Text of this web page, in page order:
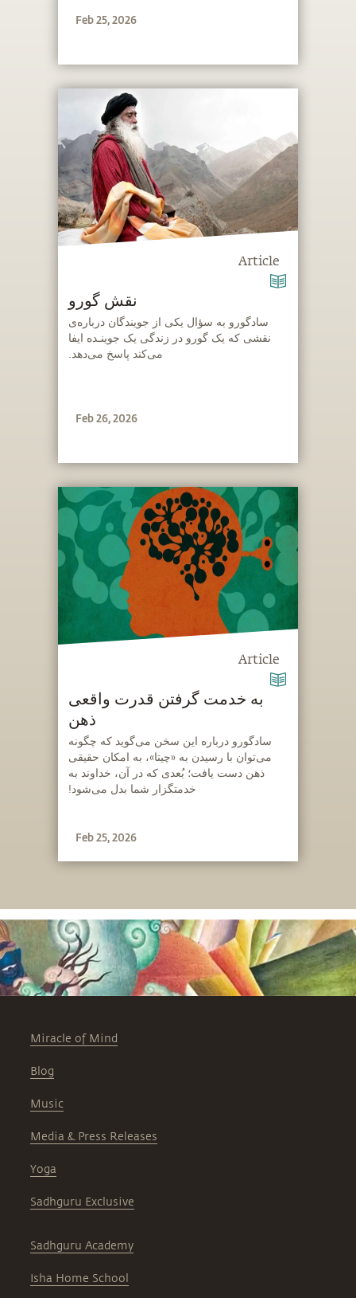
Feb 25, 2026
Article
نقش گورو
‫سادگورو به سؤال یکی از جویندگان درباره‌ی
نقشی که یک گورو در زندگی یک جوینـده ایفا
می‌کند پاسخ می‌دهد.
Feb 26, 2026
Article
به خدمت گرفتن قدرت واقعی
ذهن
‫سادگورو درباره این سخن می‌گوید که چگونه
می‌توان با رسیدن به «چیتا»، به امکان حقیقی
ذهن دست یافت؛ بُعدی که در آن، خداوند به
خدمتگزار شما بدل می‌شود!
Feb 25, 2026
Miracle of Mind
Blog
Music
Media & Press Releases
Yoga
Sadhguru Exclusive
Sadhguru Academy
Isha Home School